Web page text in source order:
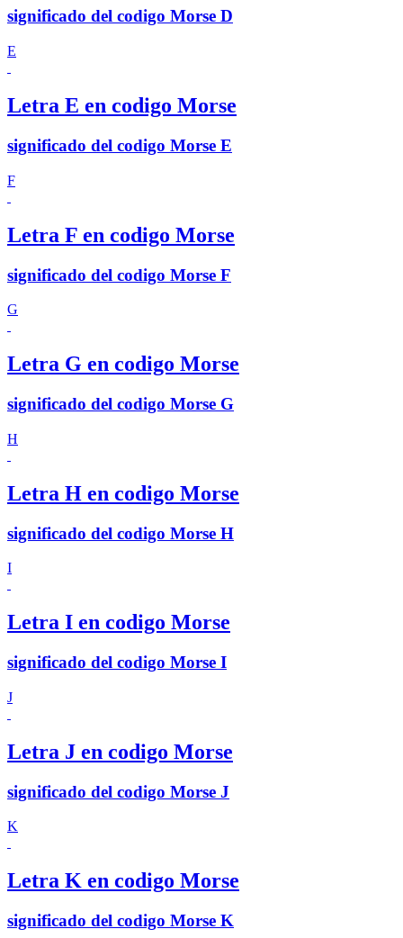
significado del codigo Morse D
E
Letra E en codigo Morse
significado del codigo Morse E
F
Letra F en codigo Morse
significado del codigo Morse F
G
Letra G en codigo Morse
significado del codigo Morse G
H
Letra H en codigo Morse
significado del codigo Morse H
I
Letra I en codigo Morse
significado del codigo Morse I
J
Letra J en codigo Morse
significado del codigo Morse J
K
Letra K en codigo Morse
significado del codigo Morse K